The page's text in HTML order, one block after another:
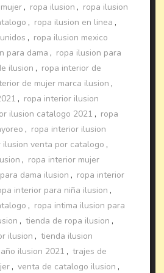
, ropa ilusion , ropa ilusion
, ropa ilusion en linea ,
, ropa ilusion mexico
para dama , ropa ilusion para
ilusion , ropa interior de
de mujer marca ilusion ,
, ropa interior ilusion
ilusion catalogo 2021 , ropa
, ropa interior ilusion
ilusion venta por catalogo ,
, ropa interior mujer
dama ilusion , ropa interior
interior para niña ilusion ,
, ropa intima ilusion para
, tienda de ropa ilusion ,
ilusion , tienda ilusion
ilusion 2021 , trajes de
, venta de catalogo ilusion ,